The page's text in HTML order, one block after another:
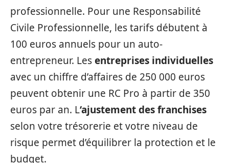
professionnelle. Pour une Responsabilité
Civile Professionnelle, les tarifs débutent à
100 euros annuels pour un auto-
entrepreneur. Lesentreprises individuelles
avec un chiffre d’affaires de 250 000 euros
peuvent obtenir une RC Pro à partir de 350
euros par an. L‘ajustement des franchises
selon votre trésorerie et votre niveau de
risque permet d’équilibrer la protection et le
budget.